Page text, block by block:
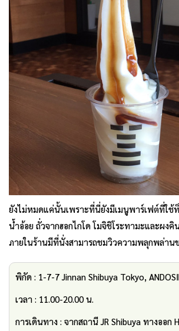
ยังไม่หมดแค่นั้นเพราะที่นี่ยังมีเมนูพาร์เฟต์ที่ใช้
น้ำอ้อย ถั่วจากฮอกไกโด โมจิชิโระทามะและผง
ภายในร้านมีที่นั่งสามารถชมวิวความพลุกพล่า
พิกัด : 1-7-7 Jinnan Shibuya Tokyo,
เวลา : 11.00-20.00 น.
การเดินทาง : จากสถานี JR Shibuya ทางออก